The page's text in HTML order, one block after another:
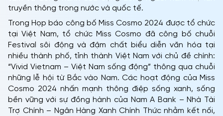
truyền thông trong nước và quốc tế.
Trong Họp báo công bố Miss Cosmo 2024 được tổ chức
tại Việt Nam, tổ chức Miss Cosmo đã công bố chuỗi
Festival sôi động và đậm chất biểu diễn văn hóa tại
nhiều thành phố, tỉnh thành Việt Nam với chủ đề chính:
“Vivid Vietnam – Việt Nam sống động” thông qua chuỗi
những lễ hội từ Bắc vào Nam. Các hoạt động của Miss
Cosmo 2024 nhấn mạnh thông điệp sống xanh, sống
bền vững với sự đồng hành của Nam A Bank – Nhà Tài
Trợ Chính – Ngân Hàng Xanh Chính Thức nhằm kết nối,